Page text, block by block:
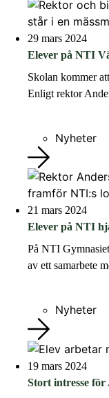
29 mars 2024
Elever på NTI
Skolan kommer
Enligt rektor
Nyheter
21 mars 2024
Elever på NTI
På NTI
av ett samarbete
Nyheter
19 mars 2024
Stort intresse för